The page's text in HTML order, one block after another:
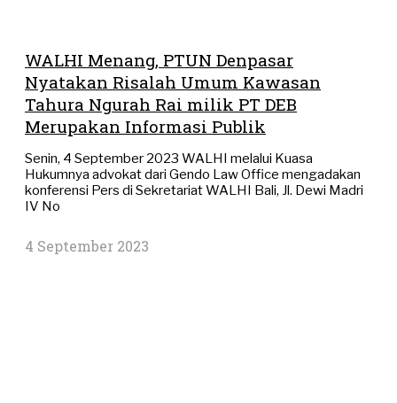
WALHI Menang, PTUN Denpasar
Nyatakan Risalah Umum Kawasan
Tahura Ngurah Rai milik PT DEB
Merupakan Informasi Publik
Senin, 4 September 2023 WALHI melalui Kuasa
Hukumnya advokat dari Gendo Law Office mengadakan
konferensi Pers di Sekretariat WALHI Bali, Jl. Dewi Madri
IV No
4 September 2023